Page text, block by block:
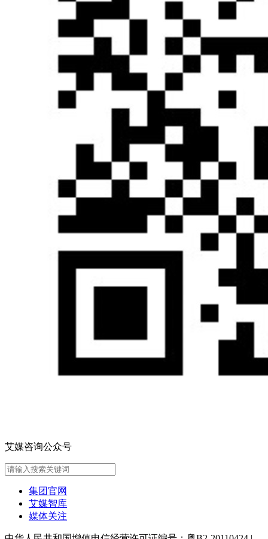
艾媒咨询公众号
集团官网
艾媒智库
媒体关注